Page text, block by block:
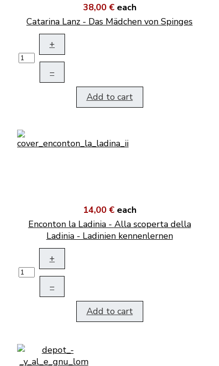
38,00 € each
Catarina Lanz - Das Mädchen von Spinges
+
–
Add to cart
14,00 € each
Enconton la Ladinia - Alla scoperta della
Ladinia - Ladinien kennenlernen
+
–
Add to cart